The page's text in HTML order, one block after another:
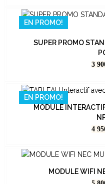
EN PROMO!
SUPER PROMO
Prix
3
EN PROMO!
MODULE
Prix
4
MODULE WIFI
Prix